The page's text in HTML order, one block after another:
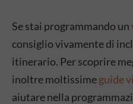
Se stai programmando un
consiglio vivamente di
itinerario. Per scoprire
inoltre moltissimeguide
aiutare nella